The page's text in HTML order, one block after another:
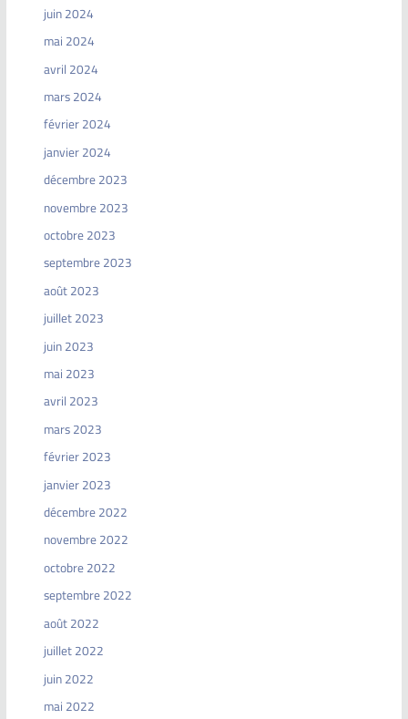
juin 2024
mai 2024
avril 2024
mars 2024
février 2024
janvier 2024
décembre 2023
novembre 2023
octobre 2023
septembre 2023
août 2023
juillet 2023
juin 2023
mai 2023
avril 2023
mars 2023
février 2023
janvier 2023
décembre 2022
novembre 2022
octobre 2022
septembre 2022
août 2022
juillet 2022
juin 2022
mai 2022